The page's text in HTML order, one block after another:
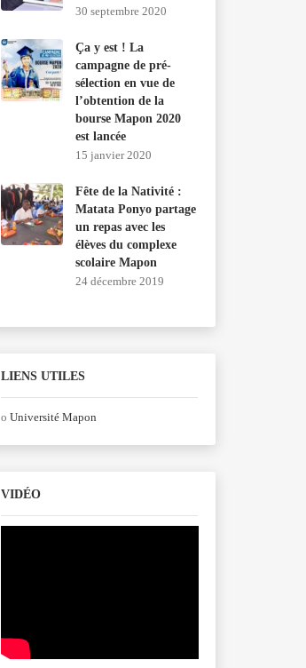
30 septembre 2020
Ça y est ! La
campagne de pré-
sélection en vue de
l’obtention de la
bourse Mapon 2020
est lancée
15 janvier 2020
Fête de la Nativité :
Matata Ponyo partage
un repas avec les
élèves du complexe
scolaire Mapon
24 décembre 2019
LIENS UTILES
o Université Mapon
VIDÉO